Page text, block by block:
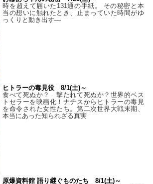
時を超えて届いた131通の手紙。 その秘密と本
当の想いに触れたとき、止まっていた時間がゆ
っくりと動き出す―
ヒトラーの毒見役 8/1(土)～
食べて死ぬか？ 撃たれて死ぬか？世界的ベス
トセラーを映画化！ナチスからヒトラーの毒見
を命令された女性たち。第二次世界大戦末期、
本当にあった知られざる真実
原爆資料館 語り継ぐものたち 8/1(土)～